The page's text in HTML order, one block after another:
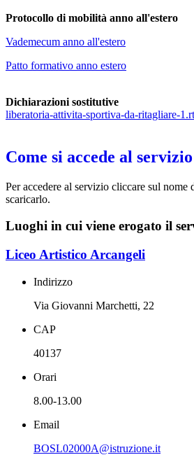
Protocollo di mobilità anno all'estero
Vademecum anno all'estero
Patto formativo anno estero
Dichiarazioni sostitutive
liberatoria-attivita-sportiva-da-ritagliare-
Come si accede al servizio
Per accedere al servizio cliccare sul nome
scaricarlo.
Luoghi in cui viene erogato il
Liceo Artistico Arcangeli
Indirizzo
Via Giovanni Marchetti, 22
CAP
40137
Orari
8.00-13.00
Email
BOSL02000A@istruzione.it